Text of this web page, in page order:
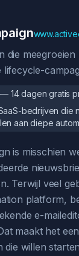
die meegroeien
lifecycle-
14 dagen gratis
bedrijven die
aan diepe
is misschien
Terwijl veel
platform,
e-
maakt het
die willen